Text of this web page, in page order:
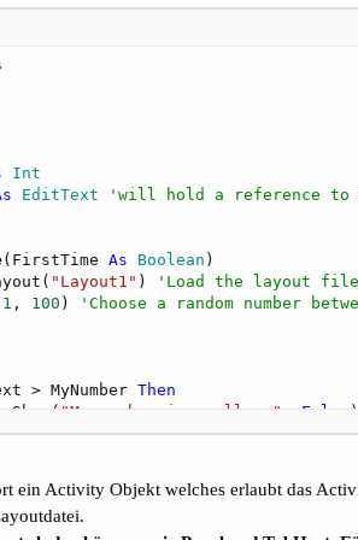
Int
EditText
'will hold a reference
(FirstTime As Boolean )
"Layout1" )
'Load the layout
1 , 100 )
'Choose a random number
> MyNumber Then
"My number is smaller." False
)
< MyNumber Then
"Well done.", True)
ein Activity Objekt welches erlaubt das